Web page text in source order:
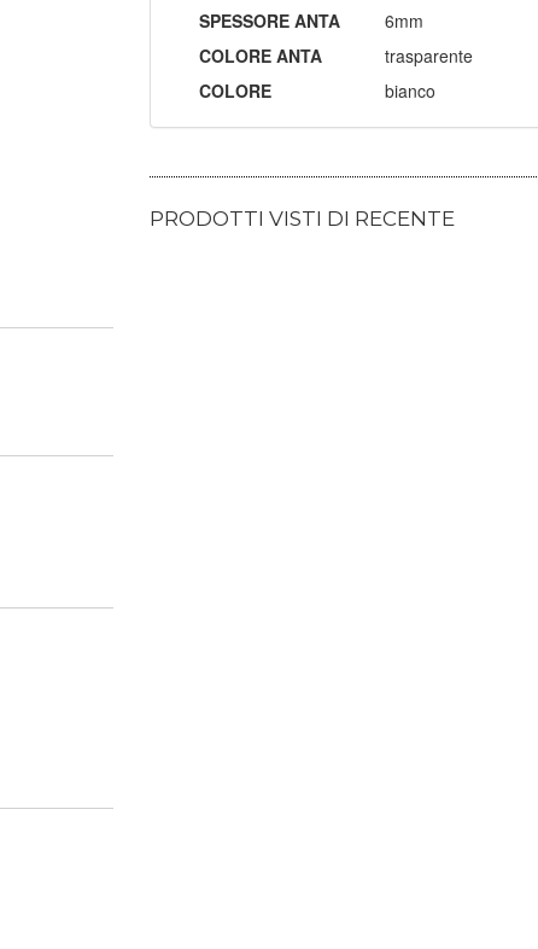
SPESSORE ANTA
6mm
COLORE ANTA
trasparente
COLORE
bianco
PRODOTTI VISTI DI RECENTE